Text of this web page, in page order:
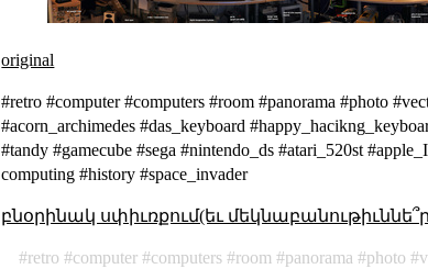
original
#retro #computer #computers #room #panorama #photo
#acorn_archimedes #das_keyboard
#tandy #gamecube #sega #nintendo_ds #atari_520st
computing #history #space_invader
բնօրինակ սփիւռքում(եւ
retro computer computers room panorama photo